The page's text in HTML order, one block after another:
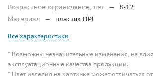
Возрастное ограничение, лет —
8-12
Материал
— пластик HPL
Все характеристики
* Возможны незначительные изменения, не
эксплуатационные качества продукции.
* Цвет изделия на картинке может отличаться